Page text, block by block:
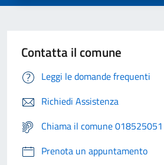
Contatta il comune
Leggi le domande frequenti
Richiedi Assistenza
Chiama il comune 018525051
Prenota un appuntamento